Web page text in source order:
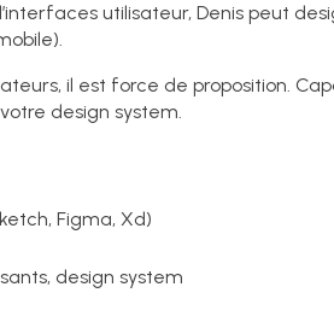
utilisateur, Denis peut
il est force de proposition.
design system.
Figma, Xd)
design system